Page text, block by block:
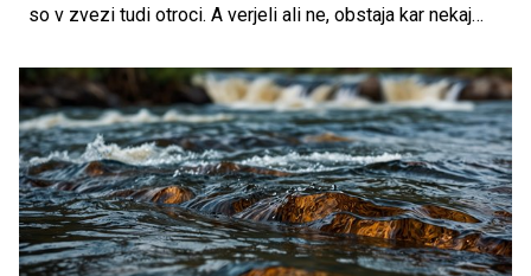
so v zvezi tudi otroci. A verjeli ali ne, obstaja kar nekaj
obtožbami, obrekovanji in boji za skrbništvo. Nekaterim je
uspelo po ločitvi celo ohraniti pristen in "ljubeč"
prijateljski odnos ...